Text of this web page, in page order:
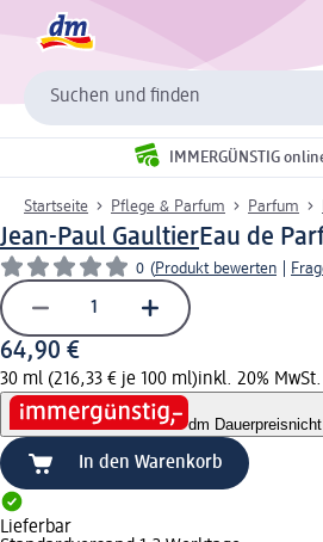
Suchen und finden
IMMERGÜNSTIG
Startseite Pflege & Parfum Parfum
Jean-Paul GaultierEau de
0 (Produkt bewerten
64,90 €
30 ml (216,33 € je 100 ml)inkl. 20%
dm Dauerpreis
In den Warenkorb
Lieferbar